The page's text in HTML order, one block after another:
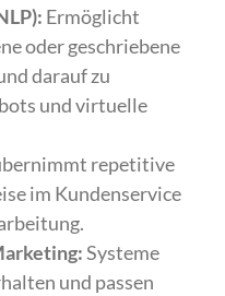
Ermöglicht
oder geschriebene
darauf zu
und virtuelle
repetitive
im Kundenservice
Systeme
und passen